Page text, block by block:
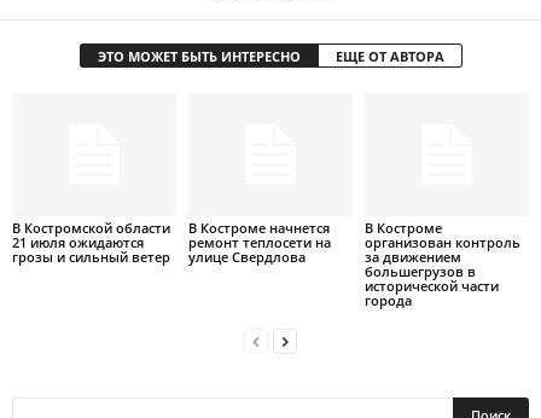
ЭТО МОЖЕТ БЫТЬ ИНТЕРЕСНО ЕЩЕ ОТ АВТОРА
В Костромской области
21 июля ожидаются
грозы и сильный ветер
В Костроме начнется
ремонт теплосети на
улице Свердлова
В Костроме
организован контроль
за движением
большегрузов в
исторической части
города